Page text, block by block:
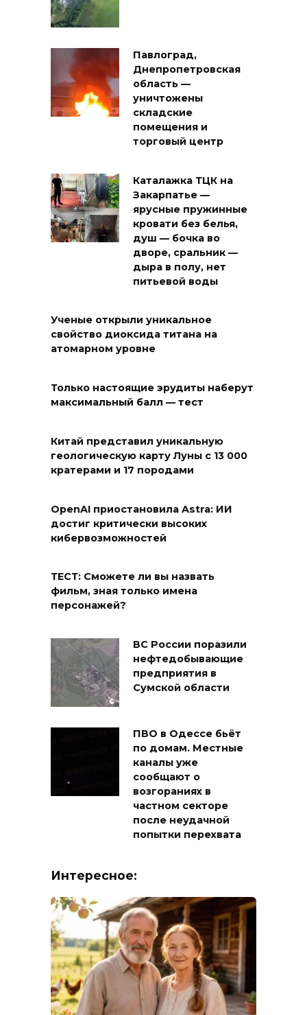
Павлоград,
Днепропетровская
область —
уничтожены
складские
помещения и
торговый центр
Каталажка ТЦК на
Закарпатье —
ярусные пружинные
кровати без белья,
душ — бочка во
дворе, сральник —
дыра в полу, нет
питьевой воды
Ученые открыли уникальное
свойство диоксида титана на
атомарном уровне
Только настоящие эрудиты наберут
максимальный балл — тест
Китай представил уникальную
геологическую карту Луны с 13 000
кратерами и 17 породами
OpenAI приостановила Astra: ИИ
достиг критически высоких
кибервозможностей
ТЕСТ: Сможете ли вы назвать
фильм, зная только имена
персонажей?
ВС России поразили
нефтедобывающие
предприятия в
Сумской области
ПВО в Одессе бьёт
по домам. Местные
каналы уже
сообщают о
возгораниях в
частном секторе
после неудачной
попытки перехвата
Интересное: